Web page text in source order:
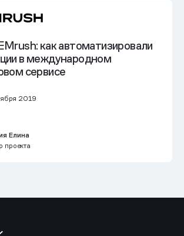
как автоматизировали
в международном
сервисе
2019
Елина
проекта